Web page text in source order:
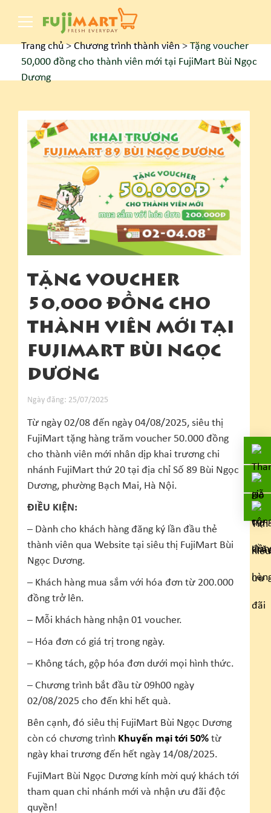
Trang chủ>Chương trình thành viên>Tặng voucher
50,000 đồng cho thành viên mới tại FujiMart Bùi Ngọc
Dương
TẶNG VOUCHER
50,000 ĐỒNG CHO
THÀNH VIÊN MỚI TẠI
FUJIMART BÙI NGỌC
DƯƠNG
Ngày đăng: 25/07/2025
Từ ngày 02/08 đến ngày 04/08/2025, siêu thị
FujiMart tặng hàng trăm voucher 50.000 đồng
cho thành viên mới nhân dịp khai trương chi
nhánh FujiMart thứ 20 tại địa chỉ Số 89 Bùi Ngọc
Dương, phường Bạch Mai, Hà Nội.
ĐIỀU KIỆN:
– Dành cho khách hàng đăng ký lần đầu thẻ
thành viên qua Website tại siêu thị FujiMart Bùi
Ngọc Dương.
– Khách hàng mua sắm với hóa đơn từ 200.000
đồng trở lên.
– Mỗi khách hàng nhận 01 voucher.
– Hóa đơn có giá trị trong ngày.
– Không tách, gộp hóa đơn dưới mọi hình thức.
– Chương trình bắt đầu từ 09h00 ngày
02/08/2025 cho đến khi hết quà.
Bên cạnh, đó siêu thị FujiMart Bùi Ngọc Dương
còn có chương trình Khuyến mại tới 50% từ
ngày khai trương đến hết ngày 14/08/2025.
FujiMart Bùi Ngọc Dương kính mời quý khách tới
tham quan chi nhánh mới và nhận ưu đãi độc
quyền!